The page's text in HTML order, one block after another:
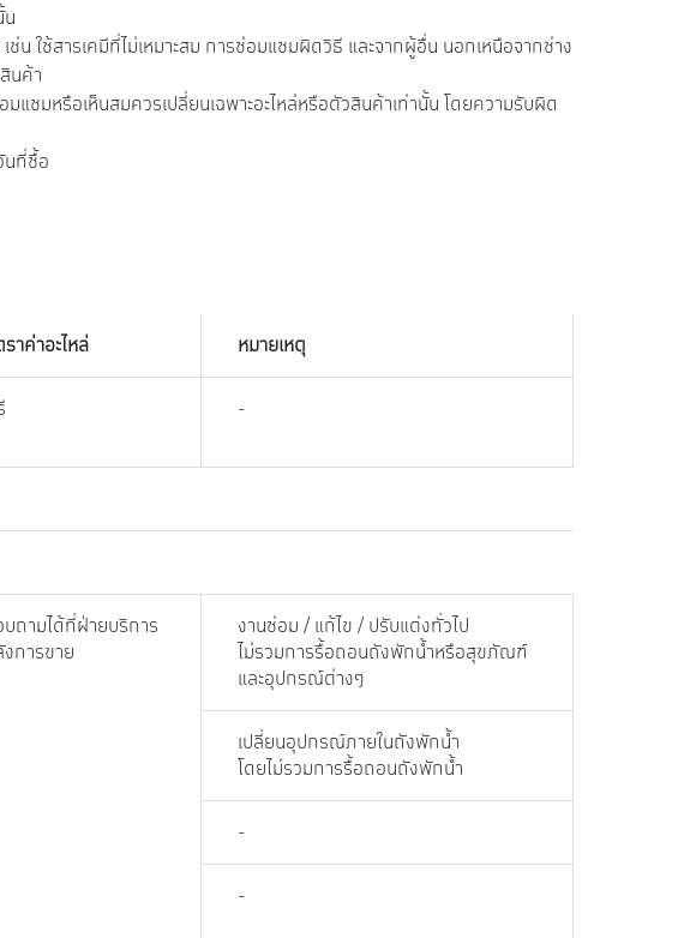
น ใช้สารเคมีที่ไม่เหมาะสม การซ่อมแซมผิดวิธี และจากผู้อื่น นอกเหนือจากช่าง
นค้า
มหรือเห็นสมควรเปลี่ยนเฉพาะอะไหล่หรือตัวสินค้าเท่านั้น โดยความรับผิด
นที่ซื้อ
าค่าอะไหล่ หมายเหตุ
-
ถามได้ที่ฝ่ายบริการ
การขาย
งานซ่อม / แก้ไข / ปรับแต่งทั่วไป
ไม่รวมการรื้อถอนถังพักน้ำหรือสุขภัณฑ์
และอุปกรณ์ต่างๆ
เปลี่ยนอุปกรณ์ภายในถังพักน้ำ
โดยไม่รวมการรื้อถอนถังพักน้ำ
-
-